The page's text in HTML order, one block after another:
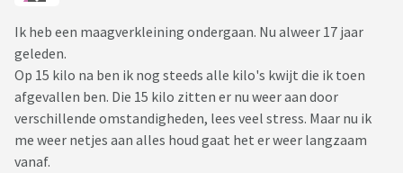
Ik heb een maagverkleining ondergaan. Nu alweer 17 jaar
geleden.
Op 15 kilo na ben ik nog steeds alle kilo's kwijt die ik toen
afgevallen ben. Die 15 kilo zitten er nu weer aan door
verschillende omstandigheden, lees veel stress. Maar nu ik
me weer netjes aan alles houd gaat het er weer langzaam
vanaf.